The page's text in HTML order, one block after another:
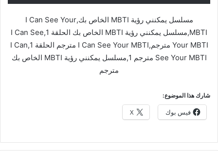
مسلسل يمكنني رؤية MBTI الخاص بك,I Can See Your
MBTI,مسلسل يمكنني رؤية MBTI الخاص بك الحلقة 1,I Can See
Your MBTI مترجم,I Can See Your MBTI مترجم الحلقة 1,I Can
See Your MBTI مترجم 1,مسلسل يمكنني رؤية MBTI الخاص بك
مترجم
شارك هذا الموضوع:
فيس بوك X